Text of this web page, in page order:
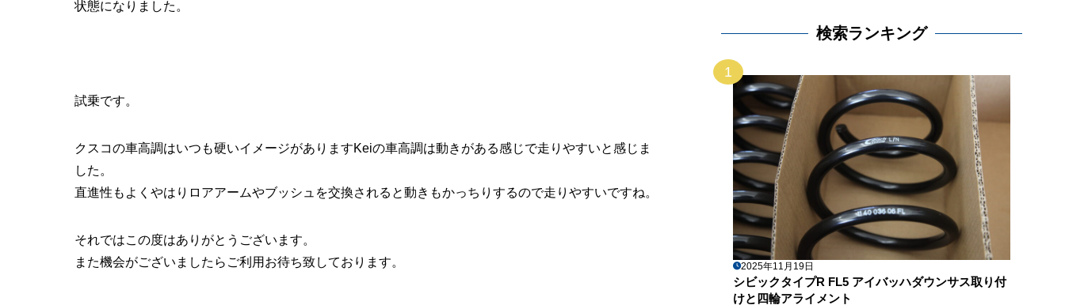
状態になりました。
試乗です。
クスコの車高調はいつも硬いイメージがありますKeiの車高調は動きがある感じで走りやすいと感じま
した。
直進性もよくやはりロアアームやブッシュを交換されると動きもかっちりするので走りやすいですね。
それではこの度はありがとうございます。
また機会がございましたらご利用お待ち致しております。
検索ランキング
1
2025年11月19日
シビックタイプR FL5 アイバッハダウンサス取り付
けと四輪アライメント